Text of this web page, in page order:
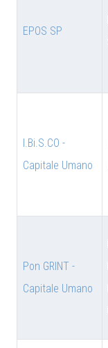
EPOS SP
I.Bi.S.CO -
Capitale Umano
Pon GRINT -
Capitale Umano